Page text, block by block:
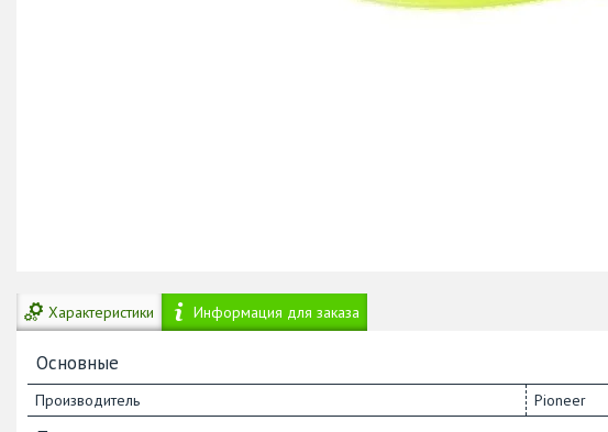
Характеристики Информация для заказа
Основные
Производитель Pioneer